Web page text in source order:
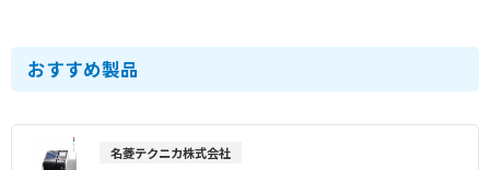
おすすめ製品
名菱テクニカ株式会社